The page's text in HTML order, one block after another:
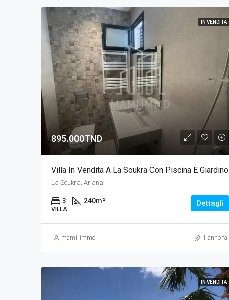
IN VENDITA
895.000TND
Villa In Vendita A La Soukra Con Piscina E Giardino
La Soukra, Ariana
3 240m²
VILLA
Dettagli
mami_immo 1 anno fa
IN VENDITA